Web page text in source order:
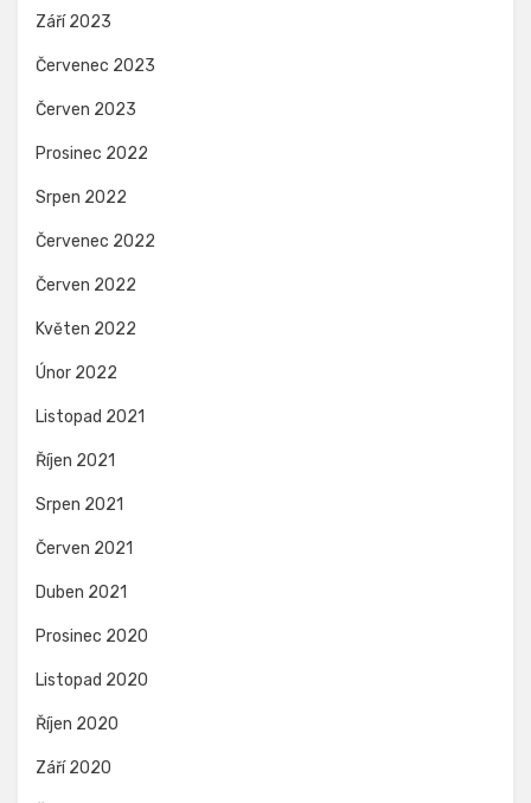
Září 2023
Červenec 2023
Červen 2023
Prosinec 2022
Srpen 2022
Červenec 2022
Červen 2022
Květen 2022
Únor 2022
Listopad 2021
Říjen 2021
Srpen 2021
Červen 2021
Duben 2021
Prosinec 2020
Listopad 2020
Říjen 2020
Září 2020